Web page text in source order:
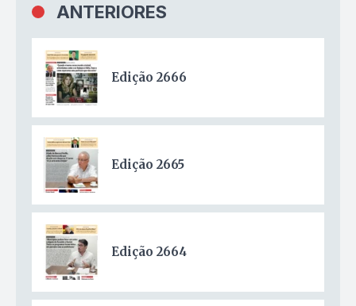
ANTERIORES
Edição 2666
Edição 2665
Edição 2664